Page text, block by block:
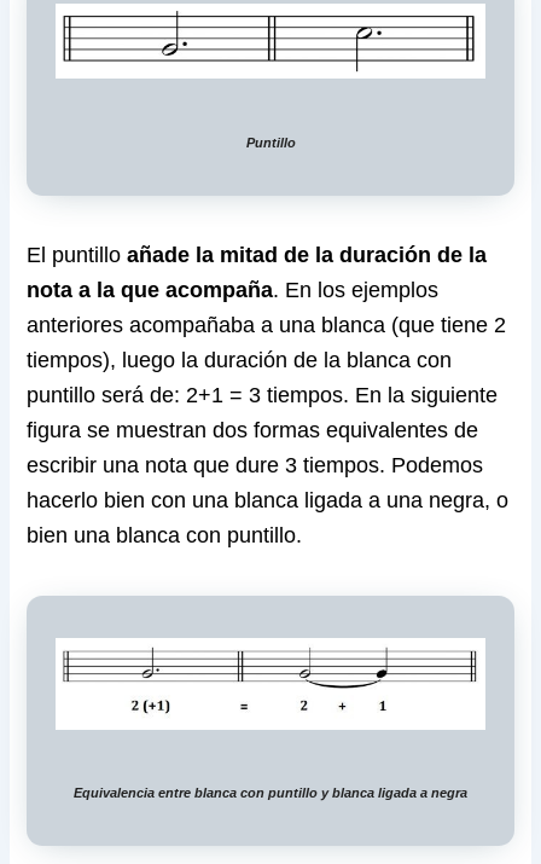
Puntillo
El puntilloañade la mitad de la duración de la
nota a la que acompaña. En los ejemplos
anteriores acompañaba a una blanca (que tiene 2
tiempos), luego la duración de la blanca con
puntillo será de: 2+1 = 3 tiempos. En la siguiente
figura se muestran dos formas equivalentes de
escribir una nota que dure 3 tiempos. Podemos
hacerlo bien con una blanca ligada a una negra, o
bien una blanca con puntillo.
Equivalencia entre blanca con puntillo y blanca ligada a negra